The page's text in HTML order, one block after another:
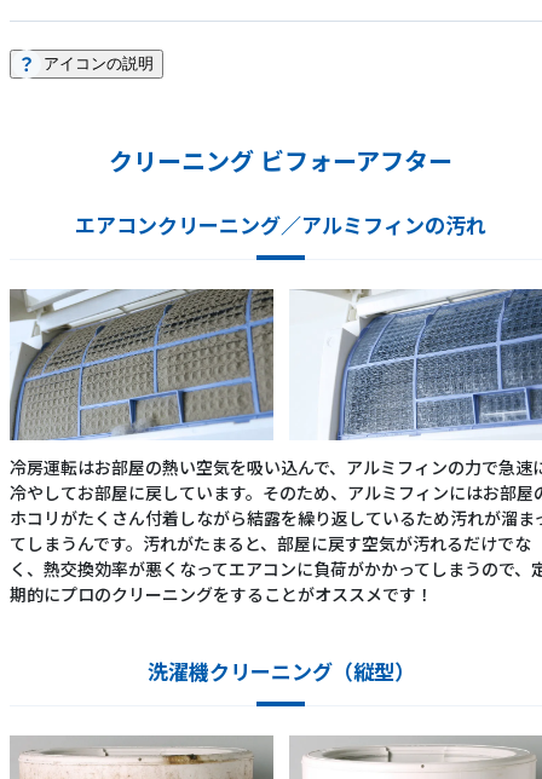
アイコンの説明
クリーニング ビフォーアフター
エアコンクリーニング／アルミフィンの汚れ
冷房運転はお部屋の熱い空気を吸い込んで、アルミフィンの力で急速
冷やしてお部屋に戻しています。そのため、アルミフィンにはお部屋
ホコリがたくさん付着しながら結露を繰り返しているため汚れが溜ま
てしまうんです。汚れがたまると、部屋に戻す空気が汚れるだけでな
く、熱交換効率が悪くなってエアコンに負荷がかかってしまうので、
期的にプロのクリーニングをすることがオススメです！
洗濯機クリーニング（縦型）